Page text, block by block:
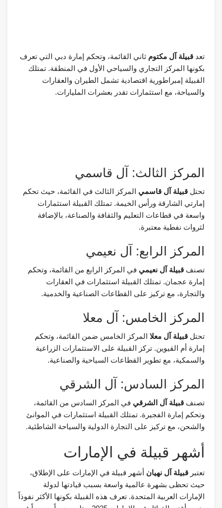
تعد قبيلة آل مكتوم ثاني القائمة، وتحكم إمارة دبي التي تعرف
بكونها المركز التجاري والسياحي الأول في المنطقة. تمتلك
القبيلة إمبراطورية اقتصادية تشمل الطيران والعقارات
والسياحة، مع استثمارات تقدر بعشرات المليارات.
المركز الثالث: آل قاسمي
تحتل قبيلة آل قاسمي المركز الثالث في القائمة، حيث تحكم
إمارتي الشارقة ورأس الخيمة. تمتلك القبيلة استثمارات
واسعة في قطاعات التعليم والثقافة والصناعة، بالإضافة
لثروات نفطية معتبرة.
المركز الرابع: آل نعيمي
تصنف قبيلة آل نعيمي في المركز الرابع من القائمة، وتحكم
إمارة عجمان. تمتلك القبيلة استثمارات في العقارات
والتجارة، مع تركيز على القطاعات الصناعية والخدمية.
المركز الخامس: آل معلا
تحتل قبيلة آل معلا المركز الخامس ضمن القائمة، وتحكم
إمارة أم القيوين. تركز القبيلة على الاستثمارات الزراعية
والسمكية، مع تطوير القطاعات السياحية والصناعية.
المركز السادس: آل الشرقي
تصنف قبيلة آل الشرقي في المركز السادس من القائمة،
وتحكم إمارة الفجيرة. تمتلك القبيلة استثمارات في الموانئ
والشحن، مع تركيز على التجارة الدولية والسياحة الشاطئية.
أشهر قبيلة في الإمارات
تعتبر قبيلة آل نهيان أشهر قبيلة في الإمارات على الإطلاق،
حيث تحظى بشهرة عالمية واسعة بسبب قيادتها لدولة
الإمارات العربية المتحدة. تعرف هذه القبيلة بكونها الأكثر نفوذاً